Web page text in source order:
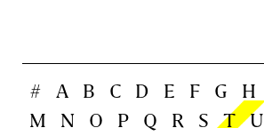
# A B C D E F G H
M
N O P Q R S T U